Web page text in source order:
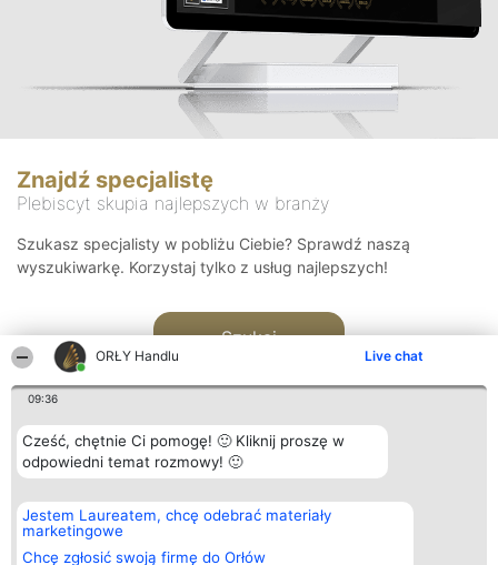
ORŁY Handlu Live chat
09:36
Cześć, chętnie Ci pomogę! 🙂 Kliknij proszę w
odpowiedni temat rozmowy! 🙂
Jestem Laureatem, chcę odebrać materiały
marketingowe
Chcę zgłosić swoją firmę do Orłów
Znajdź specjalistę
Plebiscyt skupia najlepszych w branży
Szukasz specjalisty w pobliżu Ciebie? Sprawdź naszą
wyszukiwarkę. Korzystaj tylko z usług najlepszych!
Szukaj
Organizator plebiscytu
Bright Side Solutions sp. z o.
o. sp. k.
ul. Ruska 22
Plebiscyt
Laureaci
wszystkich
Kontakt
Kontakt